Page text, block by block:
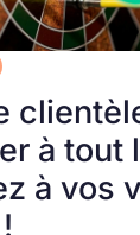
à tout
à vos